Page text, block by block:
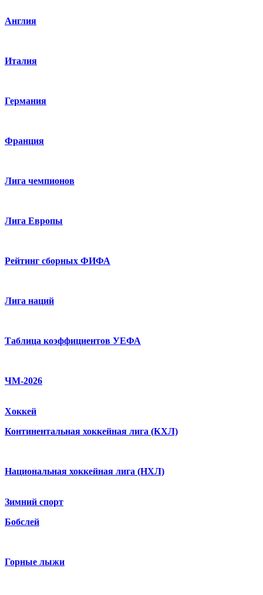
Англия
Италия
Германия
Франция
Лига чемпионов
Лига Европы
Рейтинг сборных ФИФА
Лига наций
Таблица коэффициентов УЕФА
ЧМ-2026
Хоккей
Континентальная хоккейная лига (КХЛ)
Национальная хоккейная лига (НХЛ)
Зимний спорт
Бобслей
Горные лыжи